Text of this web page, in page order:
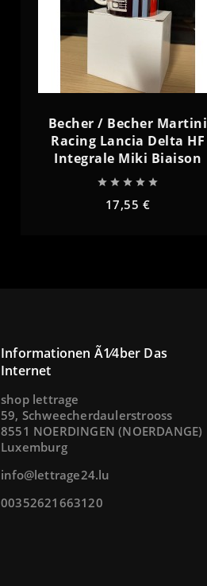
Becher / Becher Martini
Racing Lancia Delta HF
Integrale Miki Biaison
    
17,55 €
Informationen Ã1⁄4ber Das
Internet
shop lettrage
59, Schweecherdaulerstrooss
8551 NOERDINGEN (NOERDANGE)
Luxemburg
info@lettrage24.lu
00352621663120